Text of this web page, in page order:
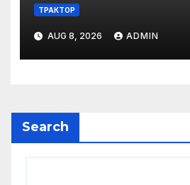
ТРАКТОР
AUG 8, 2026 ADMIN
Search